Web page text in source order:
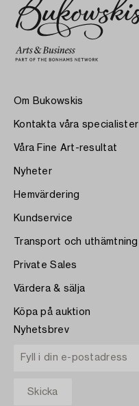
Om Bukowskis
Kontakta våra specialister
Våra Fine Art-resultat
Nyheter
Hemvärdering
Kundservice
Transport och uthämtning
Private Sales
Värdera & sälja
Köpa på auktion
Nyhetsbrev